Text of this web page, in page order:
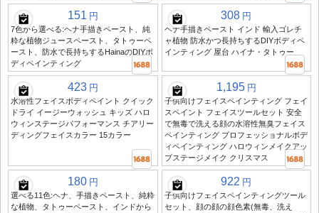
151 円
7色から選べる:ヘナ手描きペースト、純
粋な植物ジュースペースト、タトゥーペ
ースト、防水で長持ちするHainaのDIYボ
ディペインティング
308 円
ヘナ手描きペースト インド 輸入ゴレチ
ャ植物 防水かつ長持ちするDIYボディペ
インティング 屋台 ハイナ・タトゥー
423 円
水溶性フェイスボディペイント クイック
ドライ イージーウォッシュ キッズ ハロ
ウィンステージパフォーマンス チアリー
ディングフェイスカラー 15カラー
1,195 円
子供向けフェイスペインティング フェイ
スペイント フェイスツールセット 安全
で無毒で洗える顔の水溶性無臭フェイス
ペインティング プロフェッショナルボデ
ィペインティング ハロウィンメイクアッ
プステージメイク クリスマス
180 円
選べる11色:ヘナ、手描きペースト、純粋
な植物、タトゥーペースト、インドから
922 円
子供向けフェイスペインティングツール
セット、顔の顔の顔色素(無毒、洗え